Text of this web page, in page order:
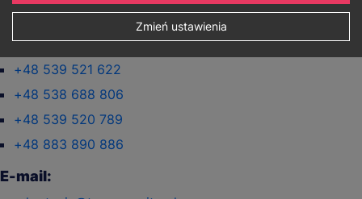
Telefon:
+48 664 426 909
+48 539 521 622
+48 538 688 806
+48 539 520 789
+48 883 890 886
E-mail:
Zmień ustawienia